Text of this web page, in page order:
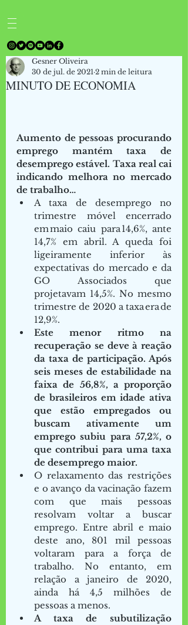
MINUTO DE ECONOMIA
Gesner Oliveira
30 de jul. de 2021 2 min de leitura
Aumento de pessoas procurando
emprego mantém taxa de
desemprego estável. Taxa real cai
indicando melhora no mercado
de trabalho…
A taxa de desemprego no
trimestre móvel encerrado
em maio caiu para 14,6%, ante
14,7% em abril. A queda foi
ligeiramente inferior às
expectativas do mercado e da
GO Associados que
projetavam 14,5%. No mesmo
trimestre de 2020 a taxa era de
12,9%.
Este menor ritmo na
recuperação se deve à reação
da taxa de participação. Após
seis meses de estabilidade na
faixa de 56,8%, a proporção
de brasileiros em idade ativa
que estão empregados ou
buscam ativamente um
emprego subiu para 57,2%, o
que contribui para uma taxa
de desemprego maior.
O relaxamento das restrições
e o avanço da vacinação fazem
com que mais pessoas
resolvam voltar a buscar
emprego. Entre abril e maio
deste ano, 801 mil pessoas
voltaram para a força de
trabalho. No entanto, em
relação a janeiro de 2020,
ainda há 4,5 milhões de
pessoas a menos.
A taxa de subutilização